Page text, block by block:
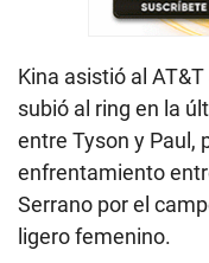
Kina asistió al
subió al ring en la
entre Tyson y Paul,
enfrentamiento
Serrano por el
ligero femenino.